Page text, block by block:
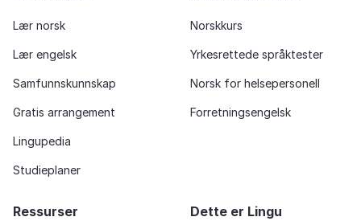
Lær norsk
Lær engelsk
Samfunnskunnskap
Gratis arrangement
Lingupedia
Studieplaner
Norskkurs
Yrkesrettede språktester
Norsk for helsepersonell
Forretningsengelsk
Ressurser Dette er Lingu